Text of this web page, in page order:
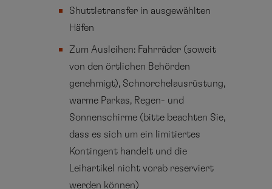
Shuttletransfer in ausgewählten
Häfen
Zum Ausleihen: Fahrräder (soweit
von den örtlichen Behörden
genehmigt), Schnorchelausrüstung,
warme Parkas, Regen- und
Sonnenschirme (bitte beachten Sie,
dass es sich um ein limitiertes
Kontingent handelt und die
Leihartikel nicht vorab reserviert
werden können)